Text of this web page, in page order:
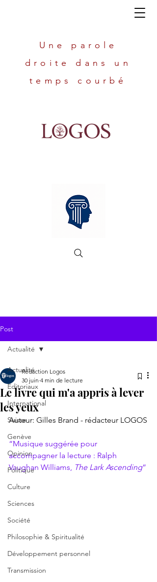
Une parole
droite dans un
temps courbé
Post
Actualité
Editoriaux
International
Suisse
Genève
Opinion
Politique
Culture
Sciences
Société
Philosophie & Spiritualité
Développement personnel
Transmission
Actualité
Le livre qui m'a appris à lever
les yeux
Rédaction Logos
30 juin 4 min de lecture
Auteur: Gilles Brand - rédacteur LOGOS
“Musique suggérée pour
accompagner la lecture : Ralph
Vaughan Williams, The Lark Ascending”